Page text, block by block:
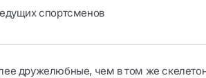
спортсменов
дружелюбные, чем в том же